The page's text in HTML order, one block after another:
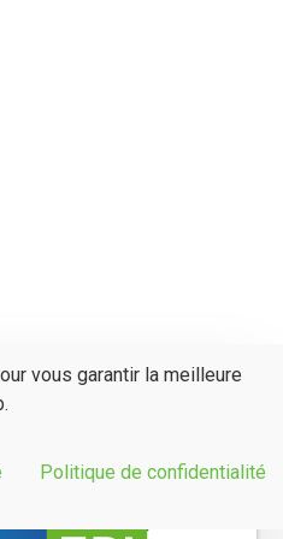
vous garantir la meilleure
Politique de confidentialité